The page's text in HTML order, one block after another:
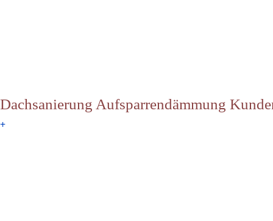
Dachsanierung Aufsparrendämmung
+